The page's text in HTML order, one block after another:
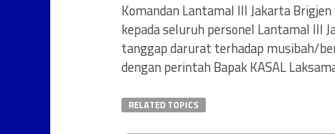
Komandan Lantamal III Jakarta
kepada seluruh personel Lantamal III
tanggap darurat terhadap musibah/
dengan perintah Bapak KASAL
RELATED TOPICS